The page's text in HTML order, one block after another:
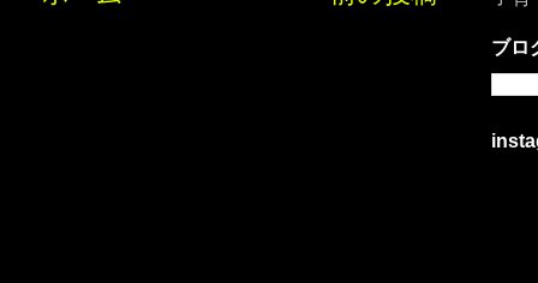
ブロ